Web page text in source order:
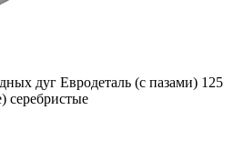
дуг Евродеталь (с пазами) 125
серебристые